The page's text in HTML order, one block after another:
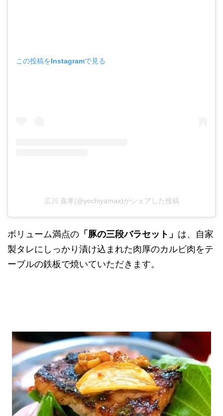
この投稿をInstagramで見る
広川 嘉孝(@yochiyamax)がシェアした投稿
ボリューム満点の 「豚の三段バラセット」 は、自家
製タレにしっかり漬け込まれた肉厚のカルビ肉をテ
ーブルの鉄板で焼いていただきます。